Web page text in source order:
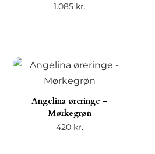
1.085 kr.
Angelina øreringe –
Mørkegrøn
420 kr.